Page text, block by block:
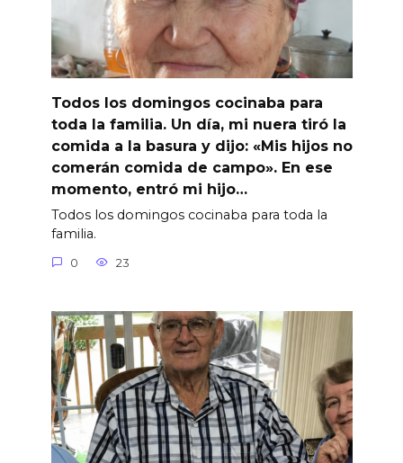
Todos los domingos cocinaba para
toda la familia. Un día, mi nuera tiró la
comida a la basura y dijo: «Mis hijos no
comerán comida de campo». En ese
momento, entró mi hijo…
Todos los domingos cocinaba para toda la
familia.
0 23